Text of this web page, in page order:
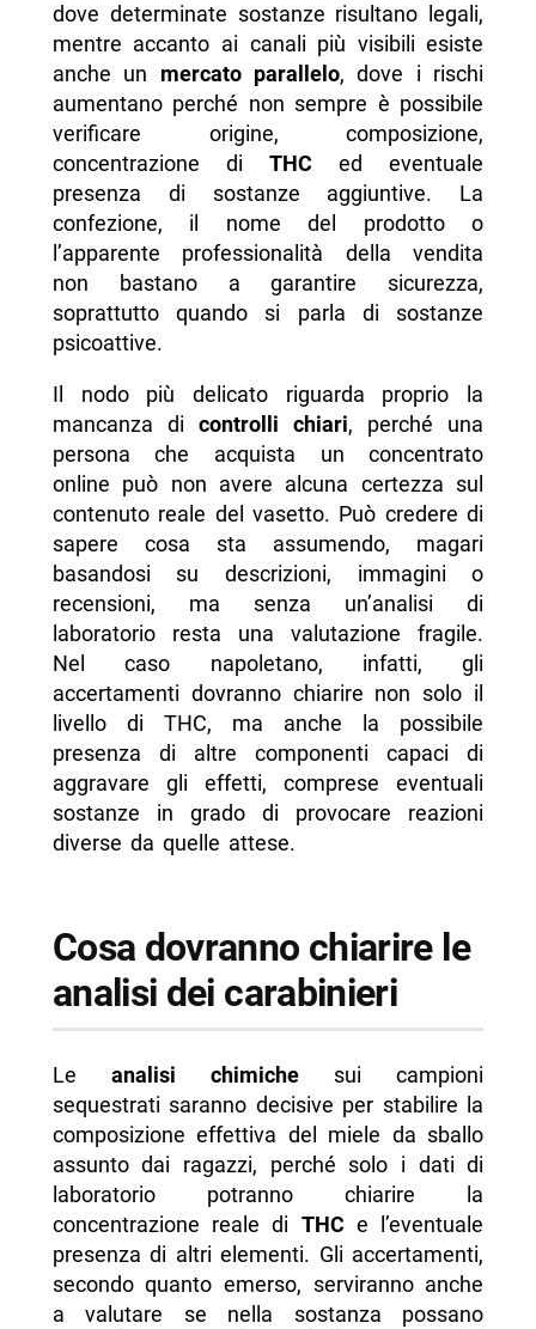
dove determinate sostanze risultano legali,
mentre accanto ai canali più visibili esiste
anche un mercato parallelo, dove i rischi
aumentano perché non sempre è possibile
verificare origine, composizione,
concentrazione di THC ed eventuale
presenza di sostanze aggiuntive. La
confezione, il nome del prodotto o
l’apparente professionalità della vendita
non bastano a garantire sicurezza,
soprattutto quando si parla di sostanze
psicoattive.
Il nodo più delicato riguarda proprio la
mancanza di controlli chiari, perché una
persona che acquista un concentrato
online può non avere alcuna certezza sul
contenuto reale del vasetto. Può credere di
sapere cosa sta assumendo, magari
basandosi su descrizioni, immagini o
recensioni, ma senza un’analisi di
laboratorio resta una valutazione fragile.
Nel caso napoletano, infatti, gli
accertamenti dovranno chiarire non solo il
livello di THC, ma anche la possibile
presenza di altre componenti capaci di
aggravare gli effetti, comprese eventuali
sostanze in grado di provocare reazioni
diverse da quelle attese.
Cosa dovranno chiarire le
analisi dei carabinieri
Le analisi chimiche sui campioni
sequestrati saranno decisive per stabilire la
composizione effettiva del miele da sballo
assunto dai ragazzi, perché solo i dati di
laboratorio potranno chiarire la
concentrazione reale di THC e l’eventuale
presenza di altri elementi. Gli accertamenti,
secondo quanto emerso, serviranno anche
a valutare se nella sostanza possano